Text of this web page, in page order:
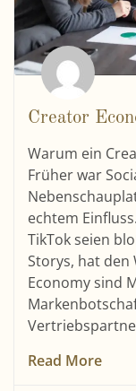
Creator
Warum ein
Früher war
echtem
TikTok seien
Storys, hat den
Economy sind
Read More